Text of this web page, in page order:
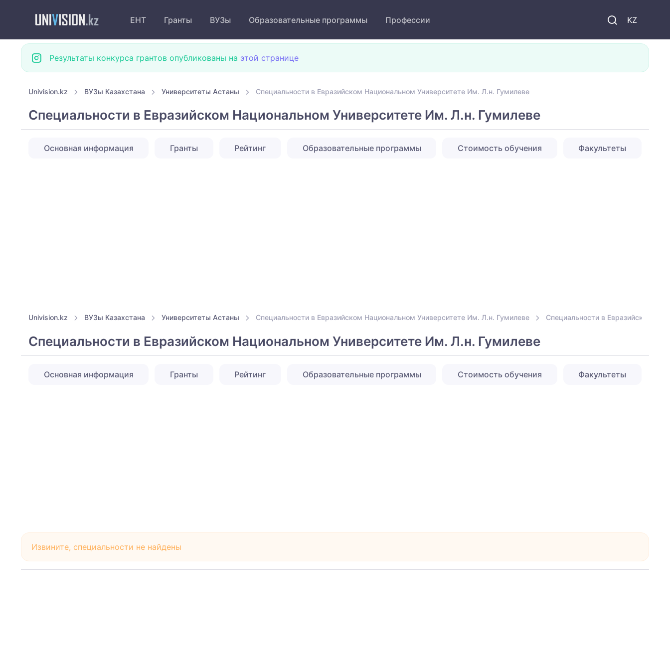
KZ
ЕНТ Гранты ВУЗы Образовательные программы Профессии
Результаты конкурса грантов опубликованы на этой странице
Univision.kz ВУЗы Казахстана Университеты Астаны Специальности в Евразийском Национальном Университете Им. Л.н. Гумилеве
Специальности в Евразийском Национальном Университете Им. Л.н. Гумилеве
Основная информация Гранты Рейтинг Образовательные программы Стоимость обучения Факультеты
Univision.kz ВУЗы Казахстана Университеты Астаны Специальности в Евразийском Национальном Университете Им. Л.н. Гумилеве Специальности в Евразийском
Специальности в Евразийском Национальном Университете Им. Л.н. Гумилеве
Основная информация Гранты Рейтинг Образовательные программы Стоимость обучения Факультеты
Извините, специальности не найдены